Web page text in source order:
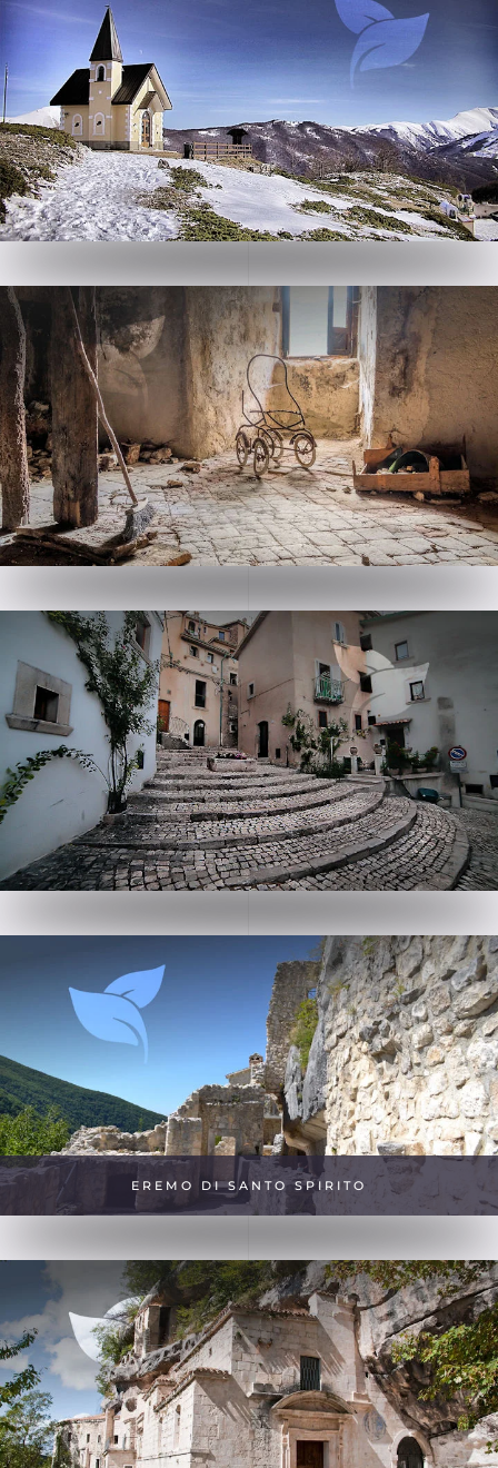
EREMO DI SANTO SPIRITO